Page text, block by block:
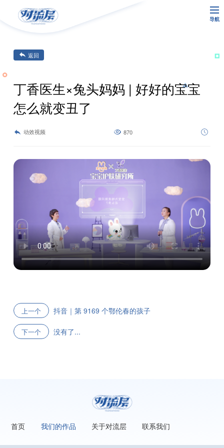
导航
返回
丁香医生×兔头妈妈 | 好好的宝宝
怎么就变丑了
动效视频 870
上一个 抖音｜第 9169 个鄂伦春的孩子
下一个 没有了...
首页 我们的作品 关于对流层 联系我们